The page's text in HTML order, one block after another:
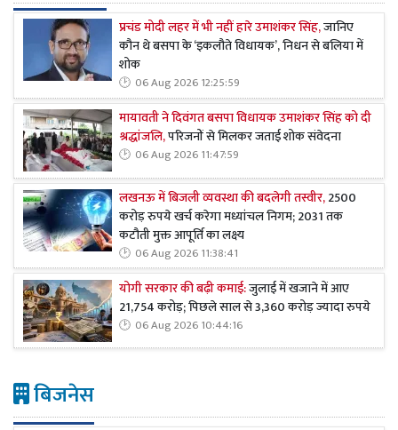
प्रचंड मोदी लहर में भी नहीं हारे उमाशंकर सिंह,जानिए
कौन थे बसपा के ‘इकलौते विधायक’, निधन से बलिया में
शोक
06 Aug 2026 12:25:59
मायावती ने दिवंगत बसपा विधायक उमाशंकर सिंह को दी
श्रद्धांजलि,परिजनों से मिलकर जताई शोक संवेदना
06 Aug 2026 11:47:59
लखनऊ में बिजली व्यवस्था की बदलेगी तस्वीर,2500
करोड़ रुपये खर्च करेगा मध्यांचल निगम; 2031 तक
कटौती मुक्त आपूर्ति का लक्ष्य
06 Aug 2026 11:38:41
योगी सरकार की बढ़ी कमाई:जुलाई में खजाने में आए
21,754 करोड़; पिछले साल से 3,360 करोड़ ज्यादा रुपये
06 Aug 2026 10:44:16
बिजनेस